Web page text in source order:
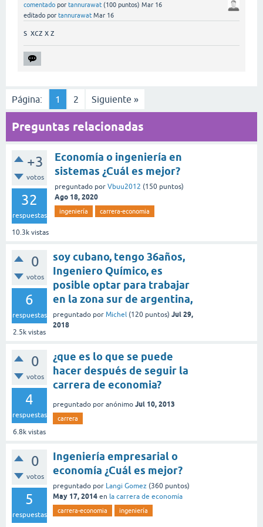
comentado por tannurawat (100 puntos) Mar 16
editado por tannurawat Mar 16
s xcz x z
Página: 1 2 Siguiente »
Preguntas relacionadas
+3
votos
32
respuestas
10.3k vistas
Economía o ingeniería en
sistemas ¿Cuál es mejor?
preguntado por Vbuu2012 (150 puntos)
Ago 18, 2020
ingeniería carrera-economia
0
votos
6
respuestas
2.5k vistas
soy cubano, tengo 36años,
Ingeniero Químico, es
posible optar para trabajar
en la zona sur de argentina,
preguntado por Michel (120 puntos) Jul 29,
2018
0
votos
4
respuestas
6.8k vistas
¿que es lo que se puede
hacer después de seguir la
carrera de economia?
preguntado por anónimo Jul 10, 2013
carrera
0
votos
5
respuestas
Ingeniería empresarial o
economía ¿Cuál es mejor?
preguntado por Langi Gomez (360 puntos)
May 17, 2014 en la carrera de economía
carrera-economia ingeniería